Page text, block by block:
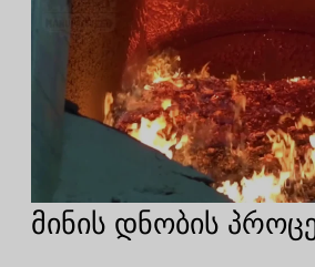
მინის დნობის